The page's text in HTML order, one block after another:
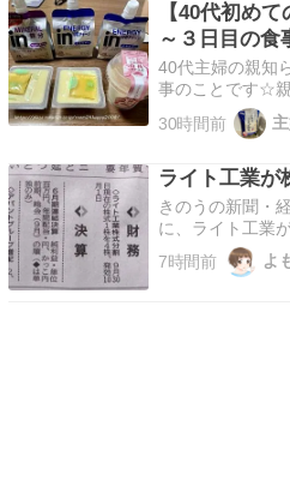
Res…
【40代初め
～３日目の食
点
40代主婦の親知
事のことです☆
けたいことはド
と、すごく痛く
30時間前 主
ライト工業
きのうの新聞・
に、ライト工業
が。1株 → 4株
500株 → 2000株
7時間前 よも